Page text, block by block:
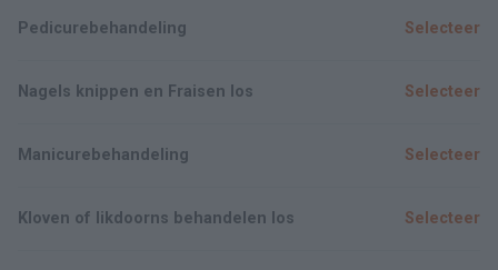
Pedicurebehandeling Selecteer
Nagels knippen en Fraisen los Selecteer
Manicurebehandeling Selecteer
Kloven of likdoorns behandelen los Selecteer